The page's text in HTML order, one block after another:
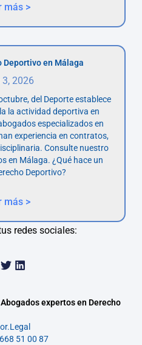
más >
Deportivo en Málaga
2026
del Deporte establece
la actividad deportiva en
especializados en
experiencia en contratos,
Consulte nuestro
en Málaga. ¿Qué hace un
Deportivo?
más >
redes sociales:
Abogados expertos en Derecho
51 00 87